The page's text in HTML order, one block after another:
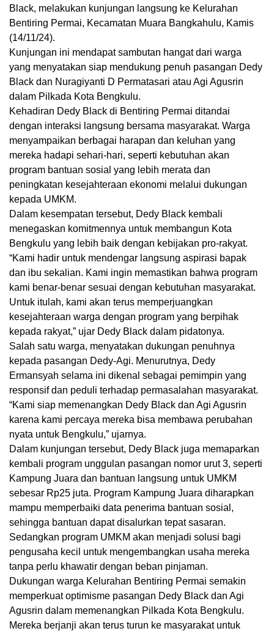
Black, melakukan kunjungan langsung ke Kelurahan
Bentiring Permai, Kecamatan Muara Bangkahulu, Kamis
(14/11/24).
Kunjungan ini mendapat sambutan hangat dari warga
yang menyatakan siap mendukung penuh pasangan Dedy
Black dan Nuragiyanti D Permatasari atau Agi Agusrin
dalam Pilkada Kota Bengkulu.
Kehadiran Dedy Black di Bentiring Permai ditandai
dengan interaksi langsung bersama masyarakat. Warga
menyampaikan berbagai harapan dan keluhan yang
mereka hadapi sehari-hari, seperti kebutuhan akan
program bantuan sosial yang lebih merata dan
peningkatan kesejahteraan ekonomi melalui dukungan
kepada UMKM.
Dalam kesempatan tersebut, Dedy Black kembali
menegaskan komitmennya untuk membangun Kota
Bengkulu yang lebih baik dengan kebijakan pro-rakyat.
“Kami hadir untuk mendengar langsung aspirasi bapak
dan ibu sekalian. Kami ingin memastikan bahwa program
kami benar-benar sesuai dengan kebutuhan masyarakat.
Untuk itulah, kami akan terus memperjuangkan
kesejahteraan warga dengan program yang berpihak
kepada rakyat,” ujar Dedy Black dalam pidatonya.
Salah satu warga, menyatakan dukungan penuhnya
kepada pasangan Dedy-Agi. Menurutnya, Dedy
Ermansyah selama ini dikenal sebagai pemimpin yang
responsif dan peduli terhadap permasalahan masyarakat.
“Kami siap memenangkan Dedy Black dan Agi Agusrin
karena kami percaya mereka bisa membawa perubahan
nyata untuk Bengkulu,” ujarnya.
Dalam kunjungan tersebut, Dedy Black juga memaparkan
kembali program unggulan pasangan nomor urut 3, seperti
Kampung Juara dan bantuan langsung untuk UMKM
sebesar Rp25 juta. Program Kampung Juara diharapkan
mampu memperbaiki data penerima bantuan sosial,
sehingga bantuan dapat disalurkan tepat sasaran.
Sedangkan program UMKM akan menjadi solusi bagi
pengusaha kecil untuk mengembangkan usaha mereka
tanpa perlu khawatir dengan beban pinjaman.
Dukungan warga Kelurahan Bentiring Permai semakin
memperkuat optimisme pasangan Dedy Black dan Agi
Agusrin dalam memenangkan Pilkada Kota Bengkulu.
Mereka berjanji akan terus turun ke masyarakat untuk